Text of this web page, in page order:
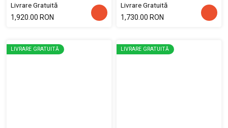
Livrare Gratuită
1,920.00 RON
Livrare Gratuită
1,730.00 RON
LIVRARE GRATUITĂ LIVRARE GRATUITĂ